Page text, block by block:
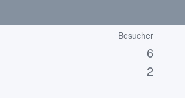
Besucher
6
2